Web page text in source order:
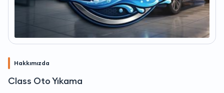
Hakkımızda
Class Oto Yıkama